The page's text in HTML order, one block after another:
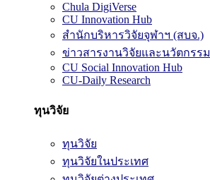
Chula DigiVerse
CU Innovation Hub
สำนักบริหารวิจัยจุฬาฯ (สบจ.)
ข่าวสารงานวิจัยและนวัตกรรม
CU Social Innovation Hub
CU-Daily Research
ทุนวิจัย
ทุนวิจัย
ทุนวิจัยในประเทศ